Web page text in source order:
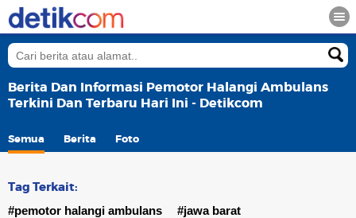
Berita Dan Informasi Pemotor Halangi Ambulans
Terkini Dan Terbaru Hari Ini - Detikcom
Semua Berita Foto
Tag Terkait:
#pemotor halangi ambulans
#jawa barat